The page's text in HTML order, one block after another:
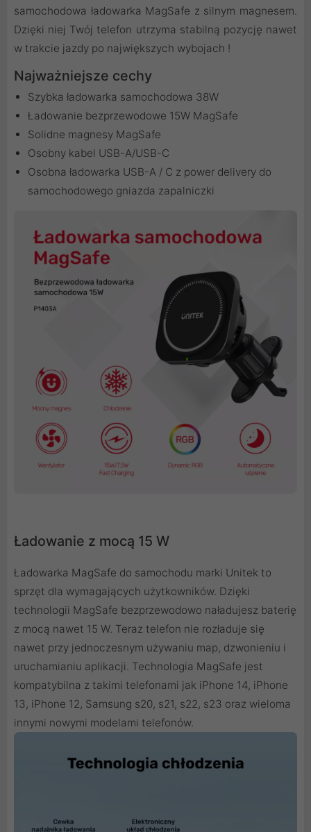
samochodowa ładowarka MagSafe z silnym magnesem.
Dzięki niej Twój telefon utrzyma stabilną pozycję nawet
w trakcie jazdy po największych wybojach !
Najważniejsze cechy
Szybka ładowarka samochodowa 38W
Ładowanie bezprzewodowe 15W MagSafe
Solidne magnesy MagSafe
Osobny kabel USB-A/USB-C
Osobna ładowarka USB-A / C z power delivery do
samochodowego gniazda zapalniczki
Ładowanie z mocą 15 W
Ładowarka MagSafe do samochodu marki Unitek to
sprzęt dla wymagających użytkowników. Dzięki
technologii MagSafe bezprzewodowo naładujesz baterię
z mocą nawet 15 W. Teraz telefon nie rozładuje się
nawet przy jednoczesnym używaniu map, dzwonieniu i
uruchamianiu aplikacji. Technologia MagSafe jest
kompatybilna z takimi telefonami jak iPhone 14, iPhone
13, iPhone 12, Samsung s20, s21, s22, s23 oraz wieloma
innymi nowymi modelami telefonów.